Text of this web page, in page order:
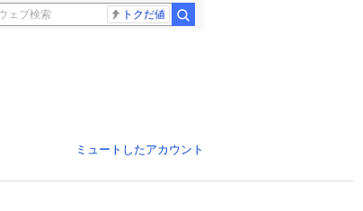
トクだ値
ミュートしたアカウント